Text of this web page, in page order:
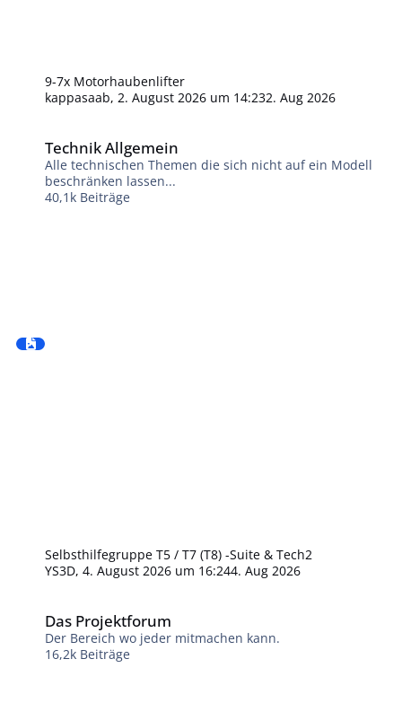
9-7x Motorhaubenlifter
kappasaab, 2. August 2026 um 14:232. Aug 2026
Technik Allgemein
Alle technischen Themen die sich nicht auf ein Modell
beschränken lassen...
40,1k Beiträge
Selbsthilfegruppe T5 / T7 (T8) -Suite & Tech2
YS3D,4. August 2026 um 16:244. Aug 2026
Das Projektforum
Der Bereich wo jeder mitmachen kann.
16,2k Beiträge